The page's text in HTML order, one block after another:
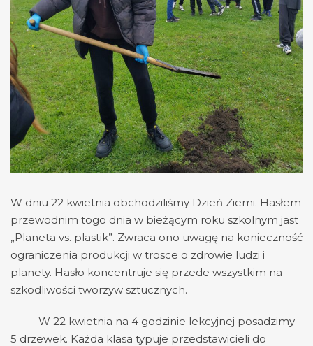
W dniu 22 kwietnia obchodziliśmy Dzień Ziemi. Hasłem
przewodnim togo dnia w bieżącym roku szkolnym jast
„Planeta vs. plastik”. Zwraca ono uwagę na konieczność
ograniczenia produkcji w trosce o zdrowie ludzi i
planety. Hasło koncentruje się przede wszystkim na
szkodliwości tworzyw sztucznych.
W 22 kwietnia na 4 godzinie lekcyjnej posadzimy
5 drzewek. Każda klasa typuje przedstawicieli do